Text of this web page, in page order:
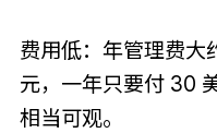
费用低：年管理费
元，一年只要付 30
相当可观。